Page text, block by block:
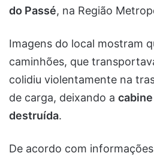
do Passé, na Região
Imagens do local mostram
caminhões, que
colidiu violentamente na
de carga, deixando a
destruída.
De acordo com